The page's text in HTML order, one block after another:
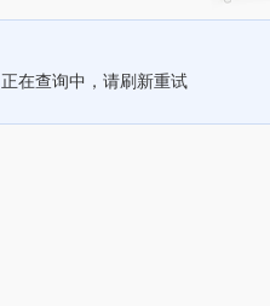
正在查询中，请刷新重试